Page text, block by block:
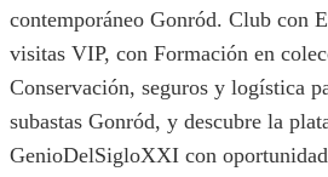
contemporáneo Gonród. Club con
visitas VIP, con Formación en
Conservación, seguros y logística
subastas Gonród, y descubre la
GenioDelSigloXXI con